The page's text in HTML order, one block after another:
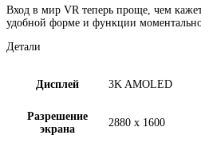
Вход в мир VR теперь проще, чем
удобной форме и функции
Детали
Дисплей 3K AMOLED
Разрешение
экрана
2880 x 1600